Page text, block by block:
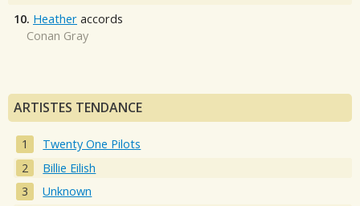
10. Heather accords
Conan Gray
ARTISTES TENDANCE
Twenty One Pilots
Billie Eilish
Unknown